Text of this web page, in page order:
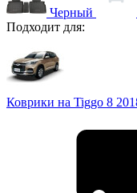
Черный
Подходит для:
Коврики на Tiggo 8